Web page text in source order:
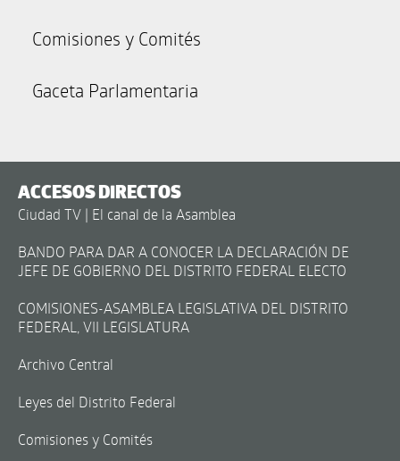
Comisiones y Comités
Gaceta Parlamentaria
ACCESOS DIRECTOS
Ciudad TV | El canal de la Asamblea
BANDO PARA DAR A CONOCER LA DECLARACIÓN DE
JEFE DE GOBIERNO DEL DISTRITO FEDERAL ELECTO
COMISIONES-ASAMBLEA LEGISLATIVA DEL DISTRITO
FEDERAL, VII LEGISLATURA
Archivo Central
Leyes del Distrito Federal
Comisiones y Comités